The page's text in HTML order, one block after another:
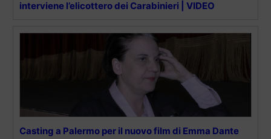
interviene l’elicottero dei Carabinieri | VIDEO
Casting a Palermo per il nuovo film di Emma Dante